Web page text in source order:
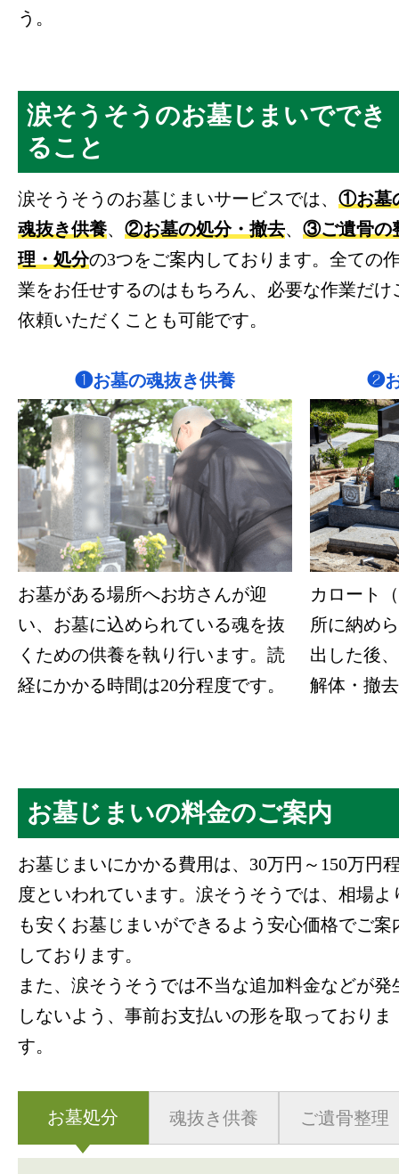
う。
涙そうそうのお墓じまいででき
ること
涙そうそうのお墓じまいサービスでは、 ①お墓
魂抜き供養、 ②お墓の処分・撤去、 ③ご遺骨の
理・処分の3つをご案内しております。全ての
業をお任せするのはもちろん、必要な作業だけ
依頼いただくことも可能です。
❶お墓の魂抜き供養
お墓がある場所へお坊さんが迎
い、お墓に込められている魂を抜
くための供養を執り行います。読
経にかかる時間は20分程度です。
❷
カロート
所に納め
出した後
解体・撤
お墓じまいの料金のご案内
お墓じまいにかかる費用は、30万円～150万円
度といわれています。涙そうそうでは、相場よ
も安くお墓じまいができるよう安心価格でご案
しております。
また、涙そうそうでは不当な追加料金などが発
しないよう、事前お支払いの形を取っておりま
す。
お墓処分 魂抜き供養 ご遺骨整理